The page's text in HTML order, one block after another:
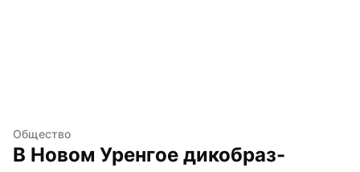
Общество
В Новом Уренгое дикобраз-